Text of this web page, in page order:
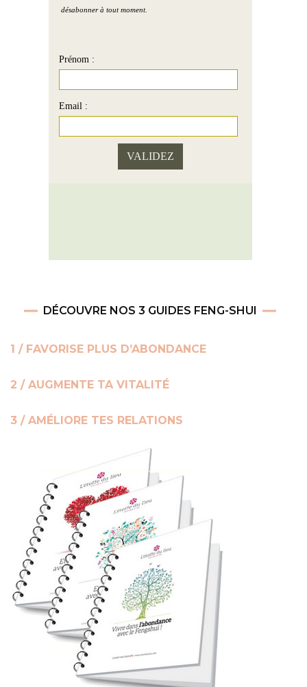
désabonner à tout moment.
Prénom :
Email :
DÉCOUVRE NOS 3 GUIDES FENG-SHUI
1 / FAVORISE PLUS D’ABONDANCE
2 / AUGMENTE TA VITALITÉ
3 / AMÉLIORE TES RELATIONS